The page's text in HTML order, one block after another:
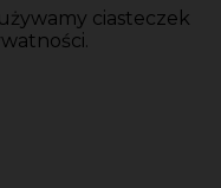
ciasteczek